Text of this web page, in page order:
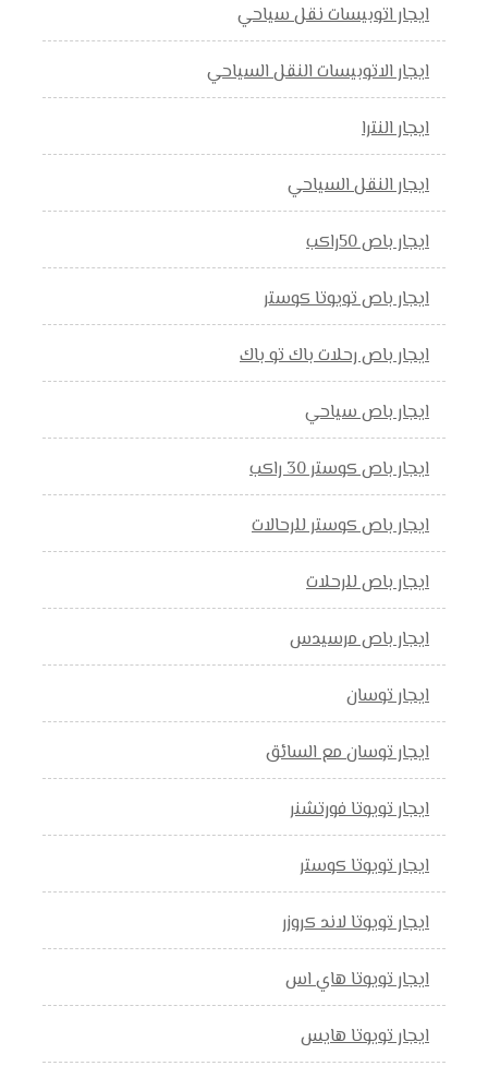
ايجار اتوبيسات نقل سياحي
ايجار الاتوبيسات النقل السياحي
ايجار النترا
ايجار النقل السياحي
ايجار باص 50راكب
ايجار باص تويوتا كوستر
ايجار باص رحلات باك تو باك
ايجار باص سياحي
ايجار باص كوستر 30 راكب
ايجار باص كوستر للرحالات
ايجار باص للرحلات
ايجار باص مرسيدس
ايجار توسان
ايجار توسان مع السائق
ايجار تويوتا فورتشنر
ايجار تويوتا كوستر
ايجار تويوتا لاند كروزر
ايجار تويوتا هاي اس
ايجار تويوتا هايس